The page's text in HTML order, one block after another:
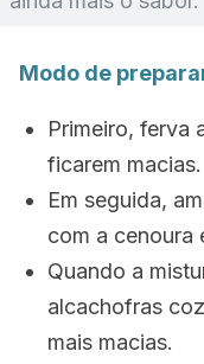
Modo de
Primeiro, ferva
ficarem macias.
Em seguida,
com a cenoura
Quando a
alcachofras
mais macias.